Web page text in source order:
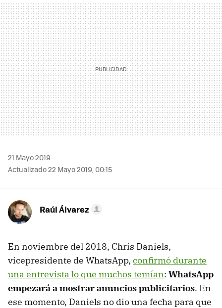
MAIL
21 Mayo 2019
Actualizado 22 Mayo 2019, 00:15
Raúl Álvarez
En noviembre del 2018, Chris Daniels,
vicepresidente de WhatsApp, confirmó durante
una entrevista lo que muchos temían: WhatsApp
empezará a mostrar anuncios publicitarios. En
ese momento, Daniels no dio una fecha para que